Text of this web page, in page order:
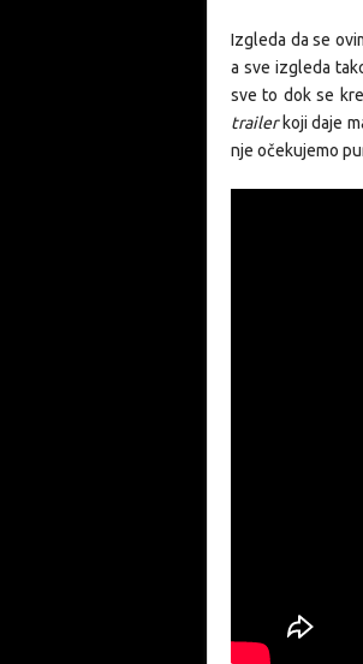
Izgleda da se
a sve izgleda
sve to dok se
trailerkoji daje
nje očekujemo